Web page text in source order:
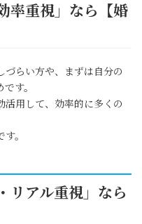
率重視」なら【婚
らい方や、まずは自分の
す。
用して、効率的に多くの
。
リアル重視」なら